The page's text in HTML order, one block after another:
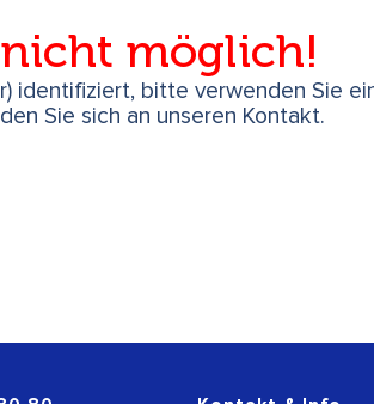
möglich!
identifiziert, bitte verwenden Sie
Sie sich an unseren Kontakt.